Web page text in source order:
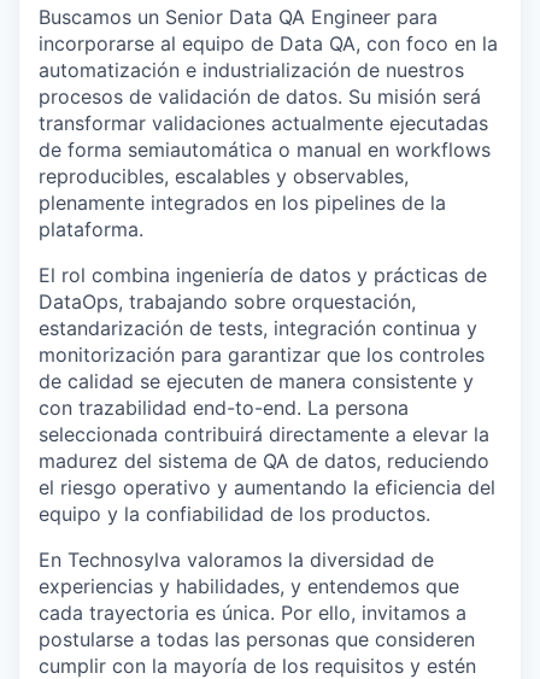
Buscamos un Senior Data QA Engineer para
incorporarse al equipo de Data QA, con foco en la
automatización e industrialización de nuestros
procesos de validación de datos. Su misión será
transformar validaciones actualmente ejecutadas
de forma semiautomática o manual en workflows
reproducibles, escalables y observables,
plenamente integrados en los pipelines de la
plataforma.
El rol combina ingeniería de datos y prácticas de
DataOps, trabajando sobre orquestación,
estandarización de tests, integración continua y
monitorización para garantizar que los controles
de calidad se ejecuten de manera consistente y
con trazabilidad end-to-end. La persona
seleccionada contribuirá directamente a elevar la
madurez del sistema de QA de datos, reduciendo
el riesgo operativo y aumentando la eficiencia del
equipo y la confiabilidad de los productos.
En Technosylva valoramos la diversidad de
experiencias y habilidades, y entendemos que
cada trayectoria es única. Por ello, invitamos a
postularse a todas las personas que consideren
cumplir con la mayoría de los requisitos y estén